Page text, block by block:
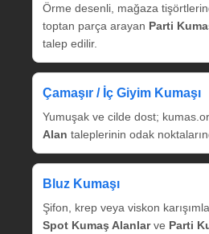
Örme desenli, mağaza
toptan parça arayan Parti
talep edilir.
Çamaşır / İç Giyim Kumaşı
Yumuşak ve cilde dost;
Alan taleplerinin odak
Bluz Kumaşı
Şifon, krep veya viskon
Spot Kumaş Alanlarve Parti